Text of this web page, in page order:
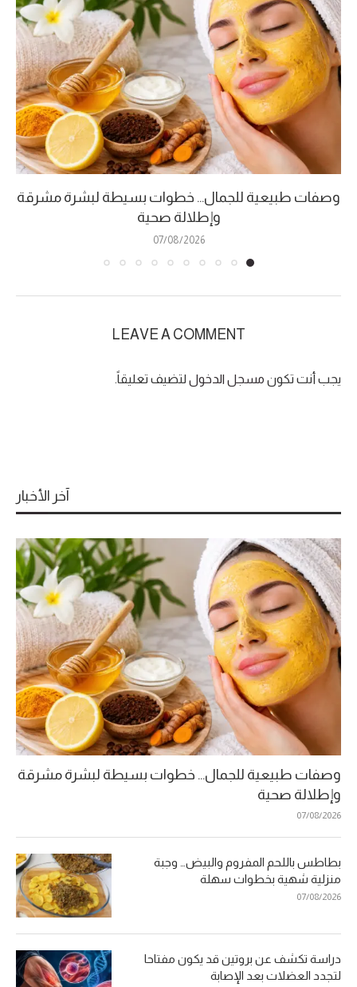
وصفات طبيعية للجمال… خطوات بسيطة لبشرة مشرقة
وإطلالة صحية
07/08/2026
LEAVE A COMMENT
يجب أنت تكون مسجل الدخول لتضيف تعليقاً.
آخر الأخبار
وصفات طبيعية للجمال… خطوات بسيطة لبشرة مشرقة
وإطلالة صحية
07/08/2026
بطاطس باللحم المفروم والبيض… وجبة
منزلية شهية بخطوات سهلة
07/08/2026
دراسة تكشف عن بروتين قد يكون مفتاحا
لتجدد العضلات بعد الإصابة